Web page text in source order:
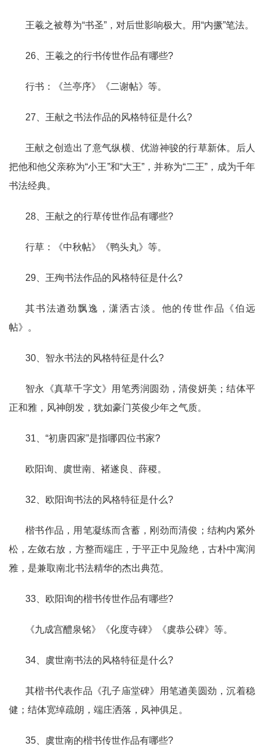
王羲之被尊为“书圣”，对后世影响极大。用“内撅”笔法。
26、王羲之的行书传世作品有哪些?
行书：《兰亭序》《二谢帖》等。
27、王献之书法作品的风格特征是什么?
王献之创造出了意气纵横、优游神骏的行草新体。后人
把他和他父亲称为“小王”和“大王”，并称为“二王”，成为千年
书法经典。
28、王献之的行草传世作品有哪些?
行草：《中秋帖》《鸭头丸》等。
29、王殉书法作品的风格特征是什么?
其书法遒劲飘逸，潇洒古淡。他的传世作品《伯远
帖》。
30、智永书法的风格特征是什么?
智永《真草千字文》用笔秀润圆劲，清俊妍美；结体平
正和雅，风神朗发，犹如豪门英俊少年之气质。
31、“初唐四家”是指哪四位书家?
欧阳询、虞世南、褚遂良、薛稷。
32、欧阳询书法的风格特征是什么?
楷书作品，用笔凝练而含蓄，刚劲而清俊；结构内紧外
松，左敛右放，方整而端庄，于平正中见险绝，古朴中寓润
雅，是兼取南北书法精华的杰出典范。
33、欧阳询的楷书传世作品有哪些?
《九成宫醴泉铭》《化度寺碑》《虞恭公碑》等。
34、虞世南书法的风格特征是什么?
其楷书代表作品《孔子庙堂碑》用笔遒美圆劲，沉着稳
健；结体宽绰疏朗，端庄洒落，风神俱足。
35、虞世南的楷书传世作品有哪些?